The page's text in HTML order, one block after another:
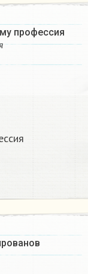
профессия
ги я